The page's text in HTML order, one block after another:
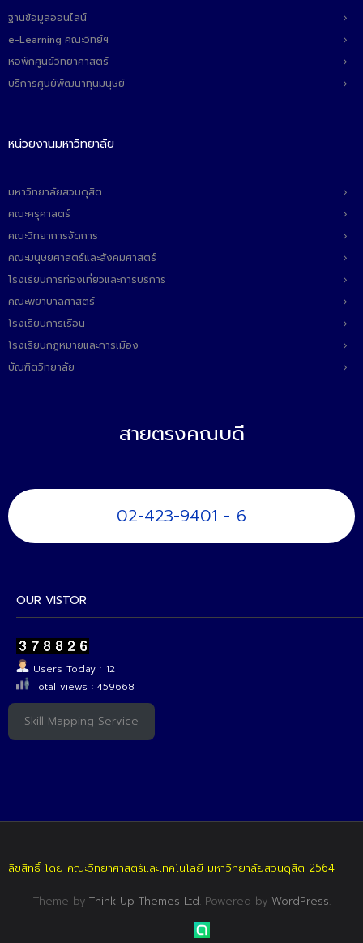
ฐานข้อมูลออนไลน์
e-Learning คณะวิทย์ฯ
หอพักศูนย์วิทยาศาสตร์
บริการศูนย์พัฒนาทุนมนุษย์
หน่วยงานมหาวิทยาลัย
มหาวิทยาลัยสวนดุสิต
คณะครุศาสตร์
คณะวิทยาการจัดการ
คณะมนุษยศาสตร์และสังคมศาสตร์
โรงเรียนการท่องเที่ยวและการบริการ
คณะพยาบาลศาสตร์
โรงเรียนการเรือน
โรงเรียนกฎหมายและการเมือง
บัณฑิตวิทยาลัย
สายตรงคณบดี
02-423-9401 - 6
OUR VISTOR
Users Today : 12
Total views : 459668
Skill Mapping Service
ลิขสิทธิ์ โดย คณะวิทยาศาสตร์และเทคโนโลยี มหาวิทยาลัยสวนดุสิต 2564
Theme by Think Up Themes Ltd. Powered by WordPress.